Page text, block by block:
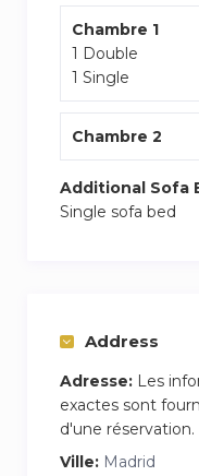
Chambre 1
1 Double
1 Single
Chambre 2
Additional Sofa
Single sofa bed
Address
Adresse: Les
exactes sont
d'une réservation.
Ville: Madrid